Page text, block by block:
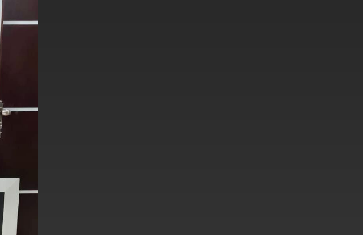
力支持並盡速通過
許數位轉 型迎向下個50年
榮